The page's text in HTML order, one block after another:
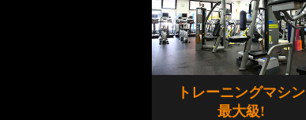
トレーニングマシン
最大級!